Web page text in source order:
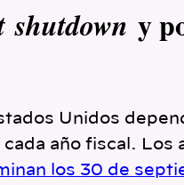
shutdown y
Unidos
año fiscal. Los
los 30 de